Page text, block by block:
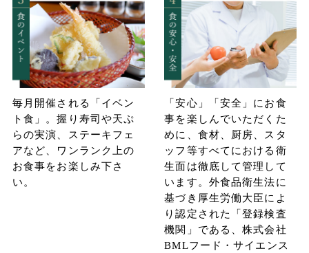
毎月開催される「イベン
ト食」。握り寿司や天ぷ
らの実演、ステーキフェ
アなど、ワンランク上の
お食事をお楽しみ下さ
い。
「安心」「安全」にお食
事を楽しんでいただくた
めに、食材、厨房、スタ
ッフ等すべてにおける衛
生面は徹底して管理して
います。外食品衛生法に
基づき厚生労働大臣によ
り認定された「登録検査
機関」である、株式会社
BMLフード・サイエンス